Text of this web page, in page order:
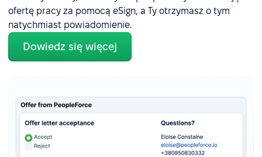
ofertę pracy za pomocą eSign, a Ty otrzymasz o tym
natychmiast powiadomienie.
Dowiedz się więcej